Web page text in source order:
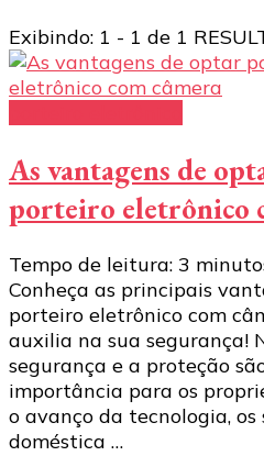
Exibindo: 1 - 1 de 1
As vantagens de
porteiro eletrônico
Tempo de leitura: 3
Conheça as principais
porteiro eletrônico com
auxilia na sua segurança!
segurança e a proteção
importância para os
o avanço da tecnologia,
doméstica …